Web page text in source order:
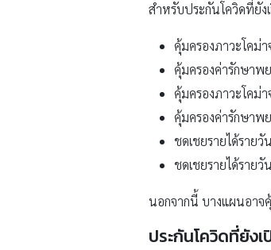
สำหรับประกันโควิดที่ยั
คุ้มครองภาวะโคม่า
คุ้มครองค่ารักษาพ
คุ้มครองภาวะโคม่
คุ้มครองค่ารักษาพ
ชดเชยรายได้ราย
ชดเชยรายได้ราย
นอกจากนี้ บางแผนอาจ
ประกันโควิดที่ยัง